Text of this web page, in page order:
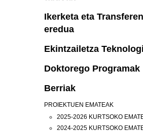
Ikerketa eta
eredua
Ekintzailetza
Doktorego Programak
Berriak
PROIEKTUEN EMATEAK
2025-2026 KURTSOKO
2024-2025 KURTSOKO